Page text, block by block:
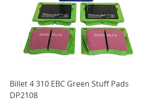
Billet 4 310 EBC Green Stuff Pads
DP2108